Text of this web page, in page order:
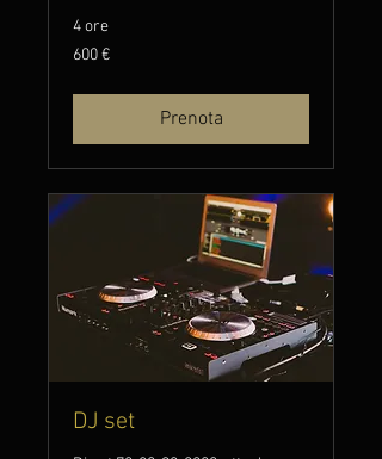
4 ore
600
euro
600 €
Prenota
DJ set